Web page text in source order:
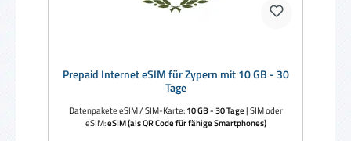
Prepaid Internet eSIM für Zypern mit 10 GB - 30
Tage
Datenpakete eSIM / SIM-Karte:10 GB - 30 Tage|SIM oder
eSIM:eSIM (als QR Code für fähige Smartphones)